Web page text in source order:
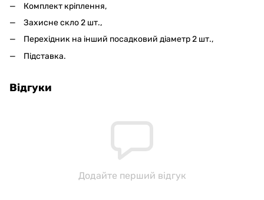
Комплект кріплення,
Захисне скло 2 шт.,
Перехідник на інший посадковий діаметр 2 шт.,
Підставка.
Відгуки
Додайте перший відгук